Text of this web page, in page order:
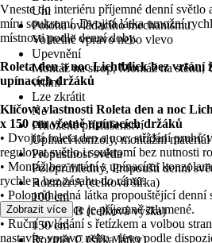
Uni
Poloha ovládacího mechanismu
Volitelně vpravo nebo vlevo
Upevnění
Montáž na strop, Montáž na
vrtání
Lze zkrátit
Ne
Přiložené příslušenství
Upínací konzoly, montážní materiál
Propustnost světla
Poloprůhledný, Propouští denní
Rozměr A (celková šířka)
100 cm
Rozměr B (celková výška)
150 cm
Rozměr C (šířka látky)
Vneste do interiéru příjemné denní světlo
míru soukromí. Dvojitá látka umožní
místnosti podle denní doby.
Roleta den a noc Lichtblick bez vrtání
upínacích držáků
Klíčové vlastnosti Roleta den a noc
x 150 cm včetně upínacích držáků
• Dvojitá roleta den a noc: střídání pruhů
regulovat světlo i soukromí bez nutnosti
• Montáž bez vrtání s upínacími
rychle a bez zásahu do rámu.
• Poloprůhledná látka propouštějící denní
světlá, ale slunce je příjemně ztlumené.
• Ruční ovládání s řetízkem a volbou
nastavíte vpravo nebo vlevo podle
Zobrazit více